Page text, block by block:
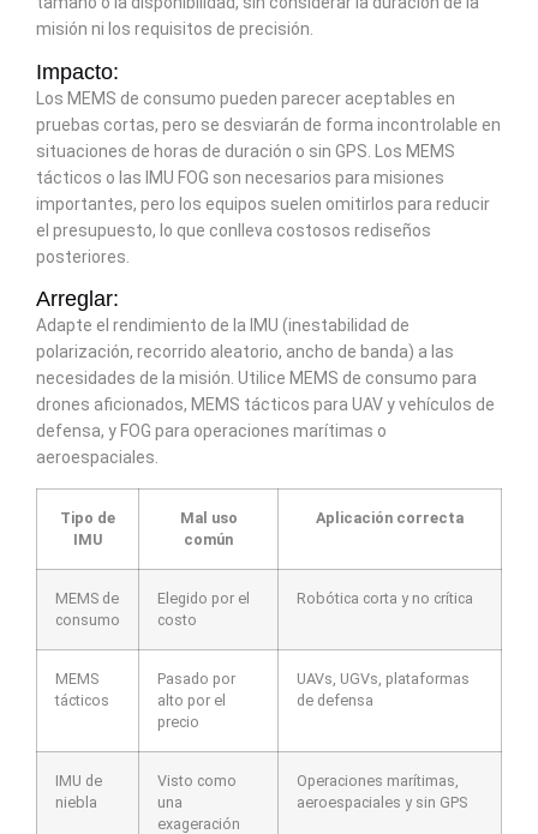
misión ni los requisitos de precisión.
Impacto:
Los MEMS de consumo pueden parecer aceptables en
pruebas cortas, pero se desviarán de forma incontrolable en
situaciones de horas de duración o sin GPS. Los MEMS
tácticos o las IMU FOG son necesarios para misiones
importantes, pero los equipos suelen omitirlos para reducir
el presupuesto, lo que conlleva costosos rediseños
posteriores.
Arreglar:
Adapte el rendimiento de la IMU (inestabilidad de
polarización, recorrido aleatorio, ancho de banda) a las
necesidades de la misión. Utilice MEMS de consumo para
drones aficionados, MEMS tácticos para UAV y vehículos de
defensa, y FOG para operaciones marítimas o
aeroespaciales.
Tipo de
IMU
Mal uso
común
Aplicación correcta
MEMS de
consumo
Elegido por el
costo
Robótica corta y no crítica
MEMS
tácticos
Pasado por
alto por el
precio
UAVs, UGVs, plataformas
de defensa
IMU de
niebla
Visto como
una
exageración
Operaciones marítimas,
aeroespaciales y sin GPS